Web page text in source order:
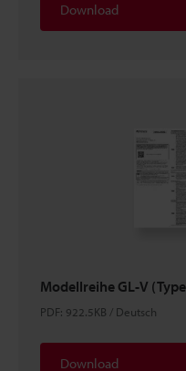
Download
Modellreihe GL-V
PDF: 922.5KB / Deutsch
Download